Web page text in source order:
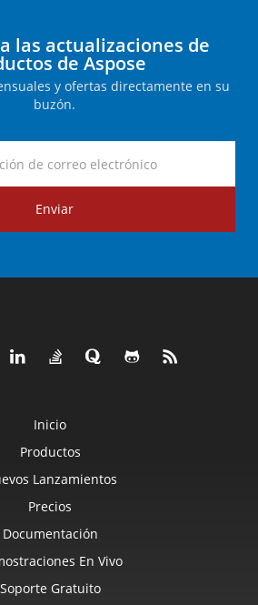
las actualizaciones de
de Aspose
y ofertas directamente en su
buzón.
Enviar
Inicio
Productos
Lanzamientos
Precios
Documentación
En Vivo
Soporte Gratuito